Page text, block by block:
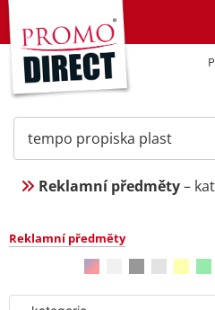
Reklamní předměty–
Reklamní předměty